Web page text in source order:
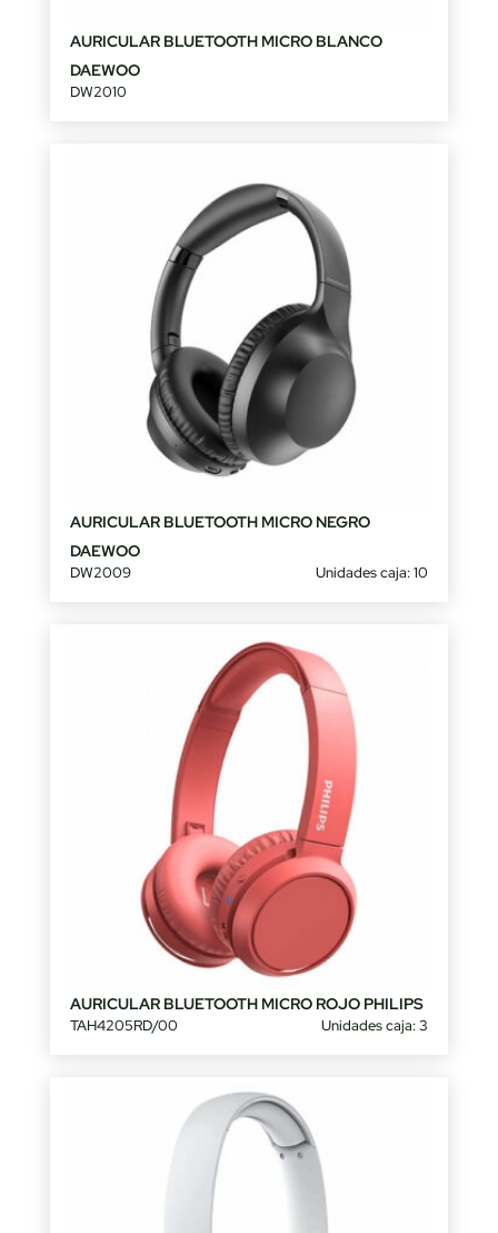
AURICULAR BLUETOOTH MICRO BLANCO
DAEWOO
DW2010
AURICULAR BLUETOOTH MICRO NEGRO
DAEWOO
DW2009 Unidades caja: 10
AURICULAR BLUETOOTH MICRO ROJO PHILIPS
TAH4205RD/00 Unidades caja: 3